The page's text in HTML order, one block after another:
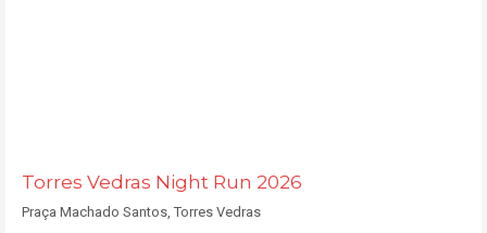
Torres Vedras Night Run 2026
Praça Machado Santos, Torres Vedras